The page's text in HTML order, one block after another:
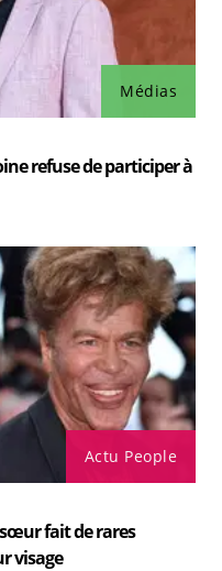
Médias
refuse de participer à
Actu People
fait de rares
visage